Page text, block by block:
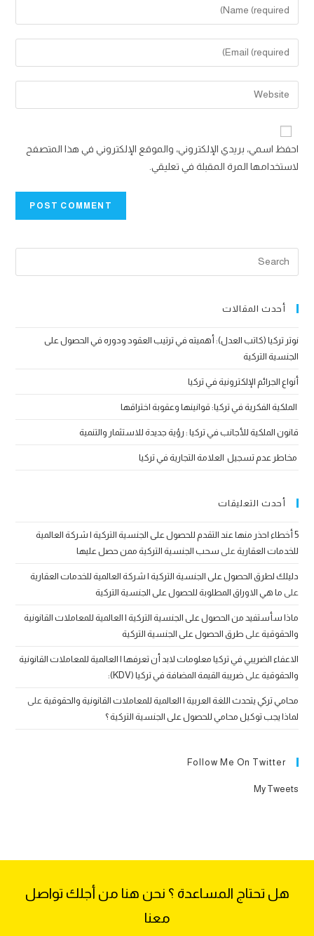
احفظ اسمي، بريدي الإلكتروني، والموقع الإلكتروني في هذا المتصفح
لاستخدامها المرة المقبلة في تعليقي.
أحدث المقالات
نوتر تركيا (كاتب العدل): أهميته في ترتيب العقود ودوره في الحصول على
الجنسية التركية
أنواع الجرائم الإلكترونية في تركيا
الملكية الفكرية في تركيا: قوانينها وعقوبة اختراقها
قانون الملكية للأجانب في تركيا : رؤية جديدة للاستثمار والتنمية
مخاطر عدم تسجيل العلامة التجارية في تركيا
أحدث التعليقات
5 أخطاء احذر منها عند التقدم للحصول على الجنسية التركية | شركة العالمية
للخدمات العقارية على سحب الجنسية التركية ممن حصل عليها
دليلك لطرق الحصول على الجنسية التركية | شركة العالمية للخدمات العقارية
على ما هي الاوراق المطلوبة للحصول على الجنسية التركية
ماذا سأستفيد من الحصول على الجنسية التركية | العالمية للمعاملات القانونية
والحقوقية على طرق الحصول على الجنسية التركية
الاعفاء الضريبي في تركيا معلومات لابد أن تعرفها | العالمية للمعاملات القانونية
والحقوقية على ضريبة القيمة المضافة في تركيا (KDV):
محامي تركي يتحدث اللغة العربية | العالمية للمعاملات القانونية والحقوقية على
لماذا يجب توكيل محامي للحصول على الجنسية التركية ؟
Follow Me On Twitter
My Tweets
هل تحتاج المساعدة ؟ نحن هنا من أجلك تواصل
معنا